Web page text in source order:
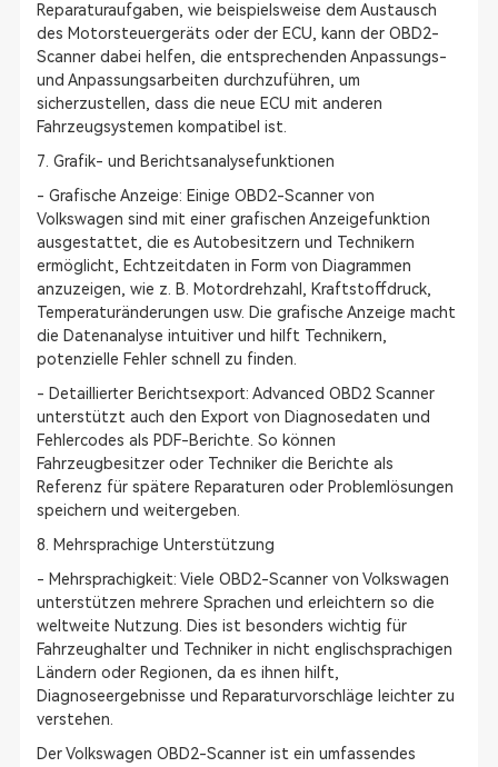
Reparaturaufgaben, wie beispielsweise dem Austausch
des Motorsteuergeräts oder der ECU, kann der OBD2-
Scanner dabei helfen, die entsprechenden Anpassungs-
und Anpassungsarbeiten durchzuführen, um
sicherzustellen, dass die neue ECU mit anderen
Fahrzeugsystemen kompatibel ist.
7. Grafik- und Berichtsanalysefunktionen
- Grafische Anzeige: Einige OBD2-Scanner von
Volkswagen sind mit einer grafischen Anzeigefunktion
ausgestattet, die es Autobesitzern und Technikern
ermöglicht, Echtzeitdaten in Form von Diagrammen
anzuzeigen, wie z. B. Motordrehzahl, Kraftstoffdruck,
Temperaturänderungen usw. Die grafische Anzeige macht
die Datenanalyse intuitiver und hilft Technikern,
potenzielle Fehler schnell zu finden.
- Detaillierter Berichtsexport: Advanced OBD2 Scanner
unterstützt auch den Export von Diagnosedaten und
Fehlercodes als PDF-Berichte. So können
Fahrzeugbesitzer oder Techniker die Berichte als
Referenz für spätere Reparaturen oder Problemlösungen
speichern und weitergeben.
8. Mehrsprachige Unterstützung
- Mehrsprachigkeit: Viele OBD2-Scanner von Volkswagen
unterstützen mehrere Sprachen und erleichtern so die
weltweite Nutzung. Dies ist besonders wichtig für
Fahrzeughalter und Techniker in nicht englischsprachigen
Ländern oder Regionen, da es ihnen hilft,
Diagnoseergebnisse und Reparaturvorschläge leichter zu
verstehen.
Der Volkswagen OBD2-Scanner ist ein umfassendes